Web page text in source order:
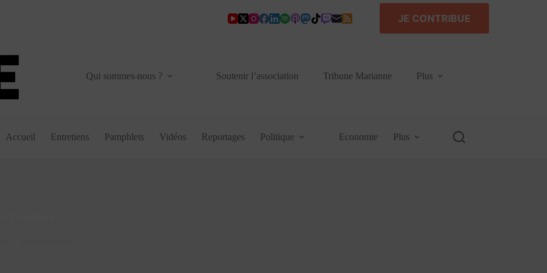
JE CONTRIBUE
Qui sommes-nous ? Soutenir l’association Tribune Marianne Plus
Accueil Entretiens Pamphlets Vidéos Reportages Politique Economie Plus